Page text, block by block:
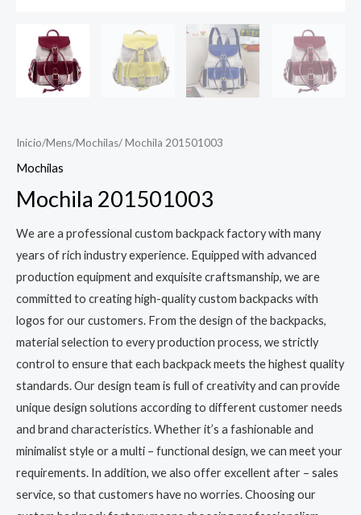
Inicio/Mens/Mochilas/ Mochila 201501003
Mochilas
Mochila 201501003
We are a professional custom backpack factory with many
years of rich industry experience. Equipped with advanced
production equipment and exquisite craftsmanship, we are
committed to creating high-quality custom backpacks with
logos for our customers. From the design of the backpacks,
material selection to every production process, we strictly
control to ensure that each backpack meets the highest quality
standards. Our design team is full of creativity and can provide
unique design solutions according to different customer needs
and brand characteristics. Whether it’s a fashionable and
minimalist style or a multi – functional design, we can meet your
requirements. In addition, we also offer excellent after – sales
service, so that customers have no worries. Choosing our